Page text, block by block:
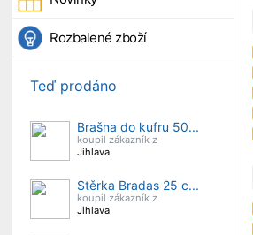
Rozbalené zboží
Teď prodáno
Brašna do kufru 50...
koupil zákazník z
Jihlava
Stěrka Bradas 25 c...
koupil zákazník z
Jihlava